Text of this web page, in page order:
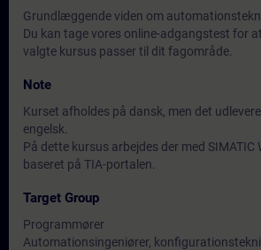
Grundlæggende viden om
Du kan tage vores online-adgangstest for
valgte kursus passer til dit fagområde.
Note
Kurset afholdes på dansk, men det
engelsk.
På dette kursus arbejdes der med SIMATIC
baseret på TIA-portalen.
Target Group
Programmører
Automationsingeniører,